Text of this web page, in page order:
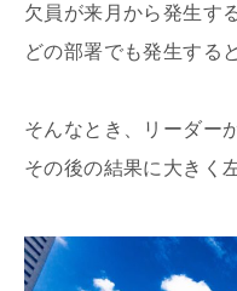
欠員が来月から発生す
どの部署でも発生する
そんなとき、リーダー
その後の結果に大きく